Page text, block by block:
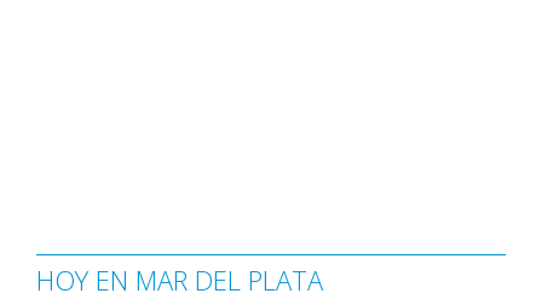
HOY EN MAR DEL PLATA